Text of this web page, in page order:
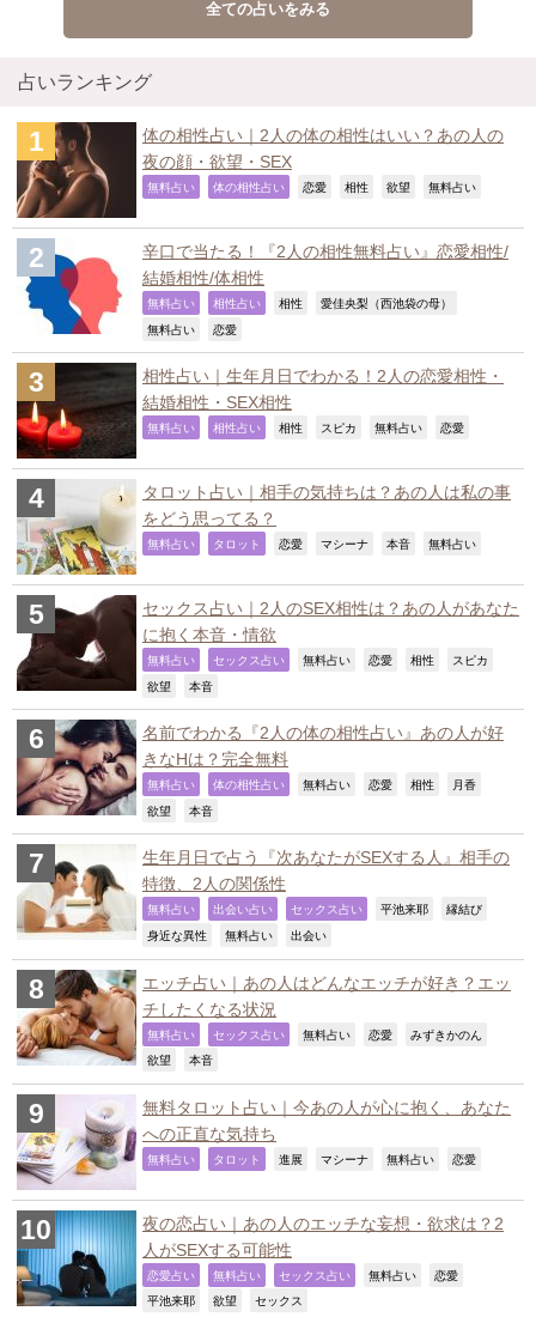
全ての占いをみる
占いランキング
体の相性占い｜2人の体の相性はいい？あの人の
夜の顔・欲望・SEX
無料占い 体の相性占い 恋愛 相性 欲望 無料占い
辛口で当たる！『2人の相性無料占い』恋愛相性/
結婚相性/体相性
無料占い 相性占い 相性 愛佳央梨（西池袋の母）
無料占い 恋愛
相性占い｜生年月日でわかる！2人の恋愛相性・
結婚相性・SEX相性
無料占い 相性占い 相性 スピカ 無料占い 恋愛
タロット占い｜相手の気持ちは？あの人は私の事
をどう思ってる？
無料占い タロット 恋愛 マシーナ 本音 無料占い
セックス占い｜2人のSEX相性は？あの人があなた
に抱く本音・情欲
無料占い セックス占い 無料占い 恋愛 相性 スピカ
欲望 本音
名前でわかる『2人の体の相性占い』あの人が好
きなHは？完全無料
無料占い 体の相性占い 無料占い 恋愛 相性 月香
欲望 本音
生年月日で占う『次あなたがSEXする人』相手の
特徴、2人の関係性
無料占い 出会い占い セックス占い 平池来耶 縁結び
身近な異性 無料占い 出会い
エッチ占い｜あの人はどんなエッチが好き？エッ
チしたくなる状況
無料占い セックス占い 無料占い 恋愛 みずきかのん
欲望 本音
無料タロット占い｜今あの人が心に抱く、あなた
への正直な気持ち
無料占い タロット 進展 マシーナ 無料占い 恋愛
夜の恋占い｜あの人のエッチな妄想・欲求は？2
人がSEXする可能性
恋愛占い 無料占い セックス占い 無料占い 恋愛
平池来耶 欲望 セックス